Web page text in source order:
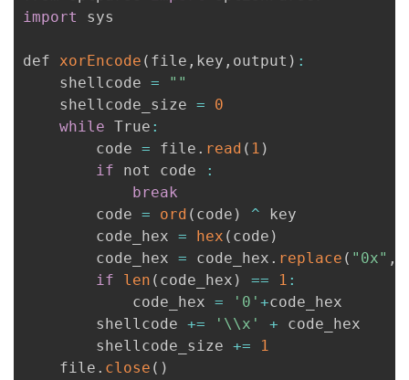
import
sys
def xorEncode ( file , key , output ) :
    shellcode
=
""
    shellcode_size
=
0
while True :
        code
= file . read ( 1 )
if not code
:
break
        code
= ord ( code ) ^ key
        code_hex
= hex ( code )
        code_hex
= code_hex . replace ( "0x" ,
if
len ( code_hex ) == 1 :
            code_hex
= '0' +code_hex
        shellcode
+= '\\x' + code_hex
        shellcode_size
+=
1
    file
. close ( )